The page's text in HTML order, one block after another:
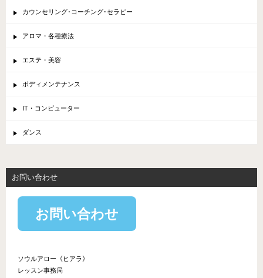
カウンセリング･コーチング･セラピー
アロマ・各種療法
エステ・美容
ボディメンテナンス
IT・コンピューター
ダンス
お問い合わせ
お問い合わせ
ソウルアロー《ヒアラ》
レッスン事務局